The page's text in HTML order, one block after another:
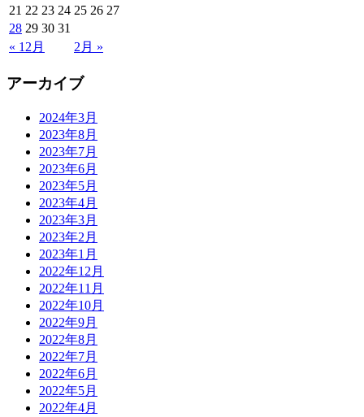
« 12月 2月 »
21 22 23 24 25 26 27
28 29 30 31
アーカイブ
2024年3月
2023年8月
2023年7月
2023年6月
2023年5月
2023年4月
2023年3月
2023年2月
2023年1月
2022年12月
2022年11月
2022年10月
2022年9月
2022年8月
2022年7月
2022年6月
2022年5月
2022年4月